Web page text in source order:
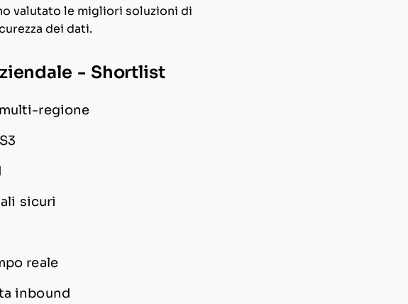
valutato le migliori soluzioni di
dei dati.
- Shortlist
regione
sicuri
reale
inbound